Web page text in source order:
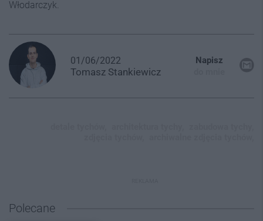
Włodarczyk.
01/06/2022
Tomasz Stankiewicz
Napisz
Polecane